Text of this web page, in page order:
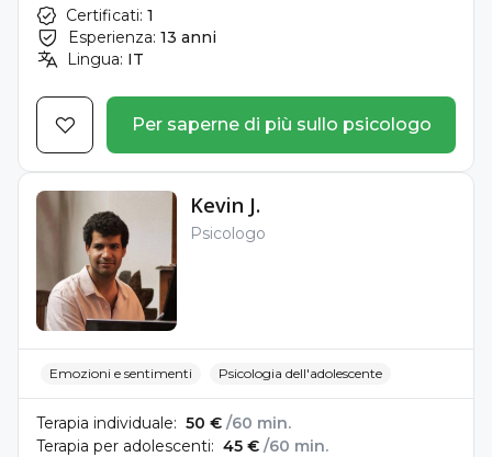
Certificati: 1
Esperienza: 13 anni
Lingua: IT
Per saperne di più sullo psicologo
Kevin J.
Psicologo
Emozioni e sentimenti Psicologia dell'adolescente
Terapia individuale: 50 € /60 min.
Terapia per adolescenti: 45 € /60 min.